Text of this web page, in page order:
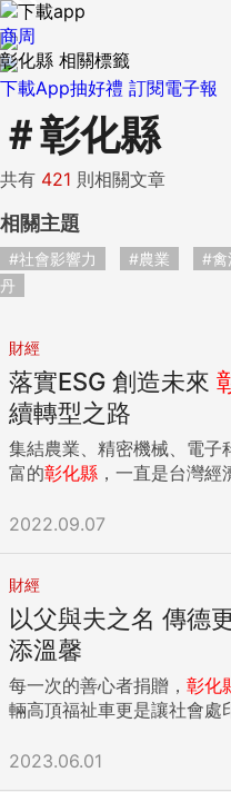
下載App抽好禮 訂閱電子報
商周
彰化縣 相關標籤
＃彰化縣
共有 421 則相關文章
相關主題
#社會影響力 #農業 #禽
丹
財經
落實ESG 創造未來
續轉型之路
集結農業、精密機械、電子
富的彰化縣 ，一直是台灣
2022.09.07
財經
以父與夫之名 傳德
添溫馨
每一次的善心者捐贈， 彰化
輛高頂福祉車更是讓社會處
2023.06.01